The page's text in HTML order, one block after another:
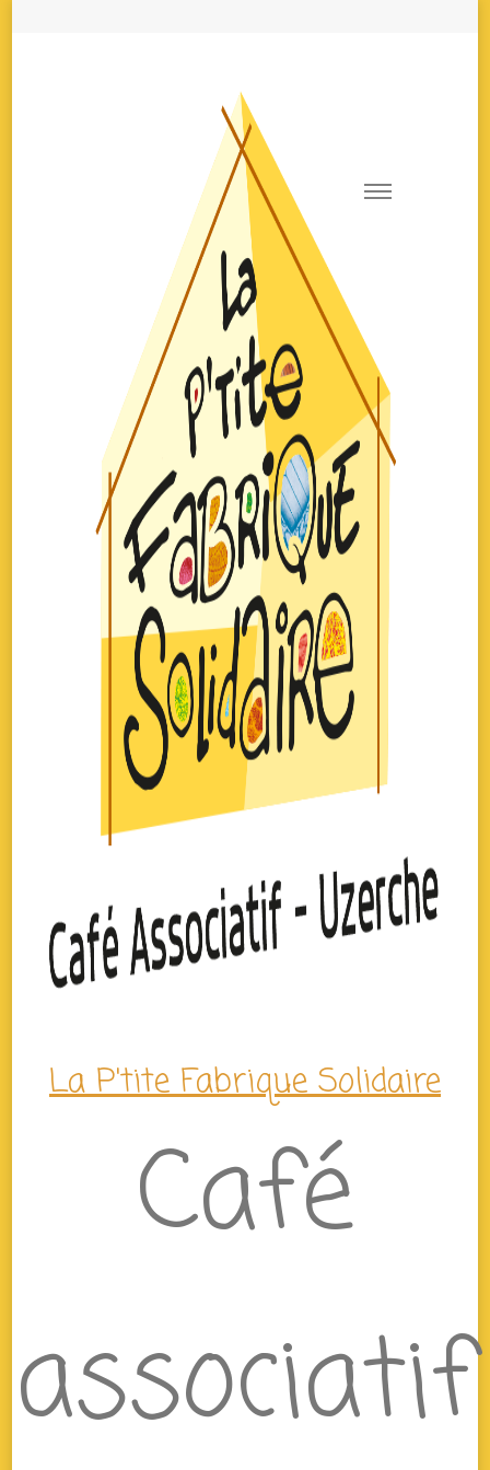
La P'tite Fabrique Solidaire
Café
associatif